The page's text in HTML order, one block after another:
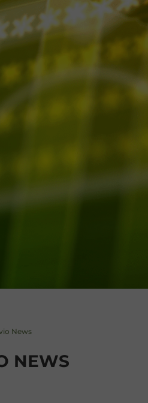
News
NEWS